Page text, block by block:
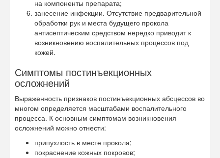
на компоненты препарата;
занесение инфекции. Отсутствие предварительной
обработки рук и места будущего прокола
антисептическим средством нередко приводит к
возникновению воспалительных процессов под
кожей.
Симптомы постинъекционных
осложнений
Выраженность признаков постинъекционных абсцессов во
многом определяется масштабами воспалительного
процесса. К основным симптомам возникновения
осложнений можно отнести:
припухлость в месте прокола;
покраснение кожных покровов;